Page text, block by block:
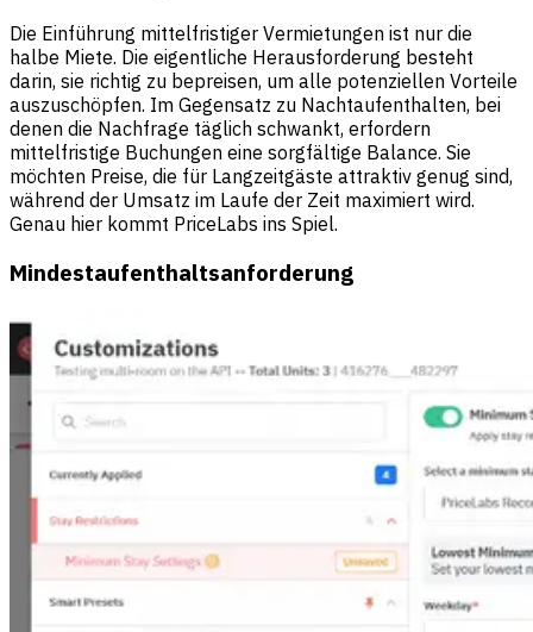
Die Einführung mittelfristiger Vermietungen ist nur die
halbe Miete. Die eigentliche Herausforderung besteht
darin, sie richtig zu bepreisen, um alle potenziellen Vorteile
auszuschöpfen. Im Gegensatz zu Nachtaufenthalten, bei
denen die Nachfrage täglich schwankt, erfordern
mittelfristige Buchungen eine sorgfältige Balance. Sie
möchten Preise, die für Langzeitgäste attraktiv genug sind,
während der Umsatz im Laufe der Zeit maximiert wird.
Genau hier kommt PriceLabs ins Spiel.
Mindestaufenthaltsanforderung